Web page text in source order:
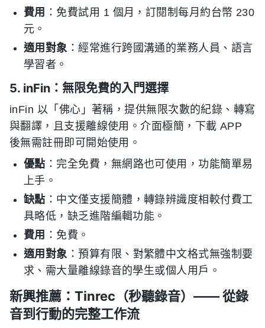
費用 ：免費試用 1 個月，訂閱制每月約台幣 230
元。
適用對象 ：經常進行跨國溝通的業務人員、語言
學習者。
5. inFin：無限免費的入門選擇
inFin 以「佛心」著稱，提供無限次數的紀錄、轉寫
與翻譯，且支援離線使用。介面極簡，下載 APP
後無需註冊即可開始使用。
優點 ：完全免費，無網路也可使用，功能簡單易
上手。
缺點 ：中文僅支援簡體，轉錄辨識度相較付費工
具略低，缺乏進階編輯功能。
費用 ：免費。
適用對象 ：預算有限、對繁體中文格式無強制要
求、需大量離線錄音的學生或個人用戶。
新興推薦：Tinrec（秒聽錄音）—— 從錄
音到行動的完整工作流